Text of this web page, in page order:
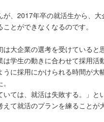
が、2017年卒の就活生から、
とができなくなるのです。
大企業の選考を受けていると
は学生の動きに合わせて採用
うに採用にかけられる時間が
いては、就活は失敗する。」
て就活のプランを練ることが